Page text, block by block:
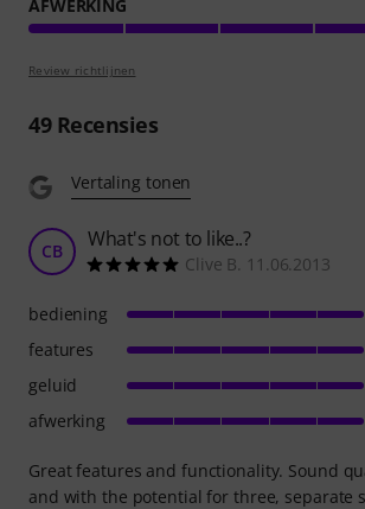
AFWERKING
Review richtlijnen
49Recensies
Vertaling tonen
CB What's not to like..?
Clive B. 11.06.2013
Great features and functionality. Sound
and with the potential for three, separate
bediening
features
geluid
afwerking